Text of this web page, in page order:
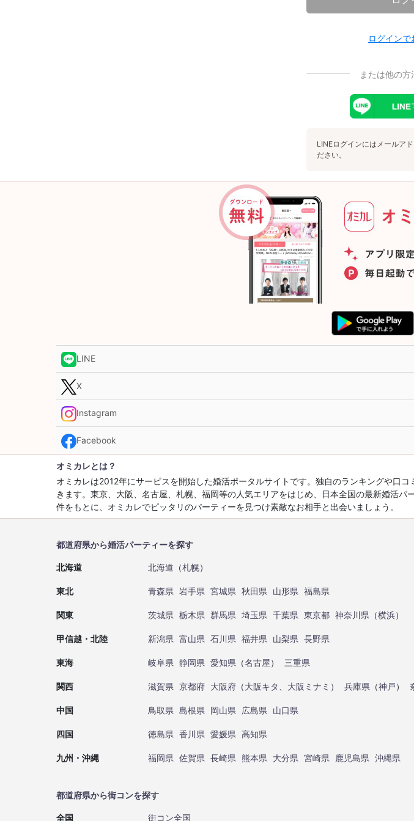
ログイン
または他の
LINEログインにはメールア
ださい。
LINE
X
Instagram
Facebook
オミカレとは？
オミカレは2012年にサービスを開始した婚活ポータルサイトです。独自のランキングや口
きます。東京、大阪、名古屋、札幌、福岡等の人気エリアをはじめ、日本全国の最新婚活
件をもとに、オミカレでピッタリのパーティーを見つけ素敵なお相手と出会いましょう。
都道府県から婚活パーティーを探す
北海道 北海道 （札幌）
東北 青森県 岩手県 宮城県 秋田県 山形県 福島県
関東 茨城県 栃木県 群馬県 埼玉県 千葉県 東京都 神奈川県 （横浜）
甲信越・北陸 新潟県 富山県 石川県 福井県 山梨県 長野県
東海 岐阜県 静岡県 愛知県 （名古屋） 三重県
関西 滋賀県 京都府 大阪府 （大阪キタ 大阪ミナミ ） 兵庫県 （神戸）
中国 鳥取県 島根県 岡山県 広島県 山口県
四国 徳島県 香川県 愛媛県 高知県
九州・沖縄 福岡県 佐賀県 長崎県 熊本県 大分県 宮崎県 鹿児島県 沖縄県
都道府県から街コンを探す
全国 街コン全国